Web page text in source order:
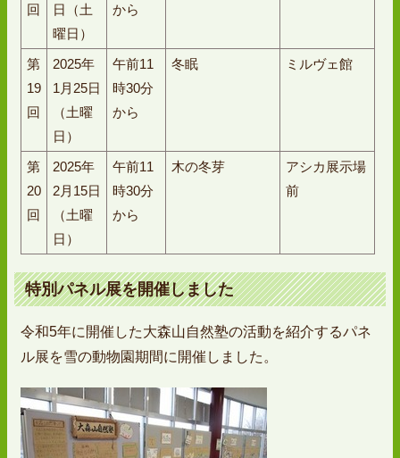
回
日（土
曜日）
から
第
19
回
2025年
1月25日
（土曜
日）
午前11
時30分
から
冬眠 ミルヴェ館
第
20
回
2025年
2月15日
（土曜
日）
午前11
時30分
から
木の冬芽
アシカ展示場
前
特別パネル展を開催しました
令和5年に開催した大森山自然塾の活動を紹介するパネ
ル展を雪の動物園期間に開催しました。